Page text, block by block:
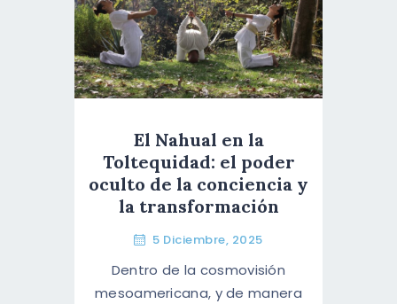
El Nahual en la
Toltequidad: el poder
oculto de la conciencia y
la transformación
5 Diciembre, 2025
Dentro de la cosmovisión
mesoamericana, y de manera